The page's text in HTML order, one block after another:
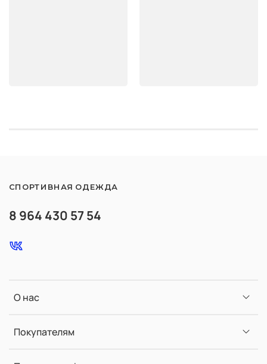
О нас
Покупателям
8 964 430 57 54
СПОРТИВНАЯ ОДЕЖДА